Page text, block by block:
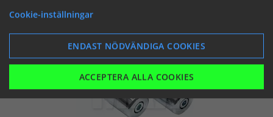
Cookie-inställningar
ENDAST NÖDVÄNDIGA COOKIES
ACCEPTERA ALLA COOKIES